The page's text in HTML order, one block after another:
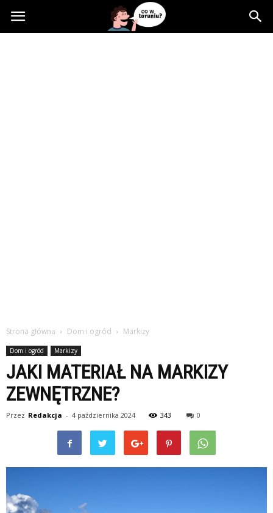
Cowtoruniu.pl
Strona główna Dom i ogród Markizy
Dom i ogród Markizy
JAKI MATERIAŁ NA MARKIZY
ZEWNĘTRZNE?
Przez Redakcja - 4 października 2024 343 0